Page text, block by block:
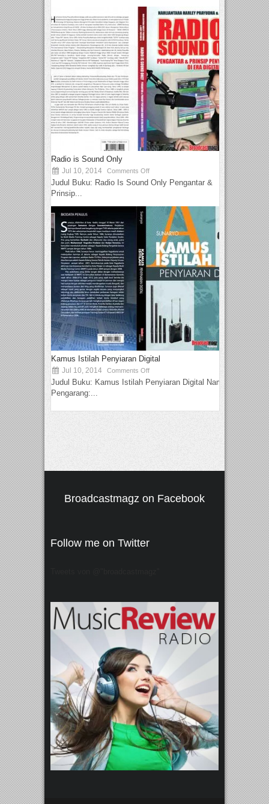
Radio is Sound Only
Jul 10, 2014 Comments Off
Judul Buku: Radio Is Sound Only Pengantar &
Prinsip...
Kamus Istilah Penyiaran Digital
Jul 10, 2014 Comments Off
Judul Buku: Kamus Istilah Penyiaran Digital Nama
Pengarang:...
Broadcastmagz on Facebook
Follow me on Twitter